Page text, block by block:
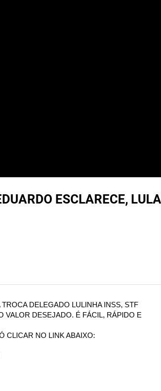
ESCLARECE,
DELEGADO LULINHA INSS, STF
VALOR DESEJADO. É FÁCIL, RÁPIDO E
CLICAR NO LINK ABAIXO: